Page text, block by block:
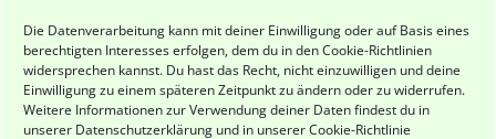
Die Datenverarbeitung kann mit deiner Einwilligung oder auf Basis eines
berechtigten Interesses erfolgen, dem du in denCookie-Richtlinien
widersprechen kannst. Du hast das Recht, nicht einzuwilligen und deine
Einwilligung zu einem späteren Zeitpunkt zu ändern oder zu widerrufen.
Weitere Informationen zur Verwendung deiner Daten findest du in
unserer Datenschutzerklärung und in unsererCookie-Richtlinie